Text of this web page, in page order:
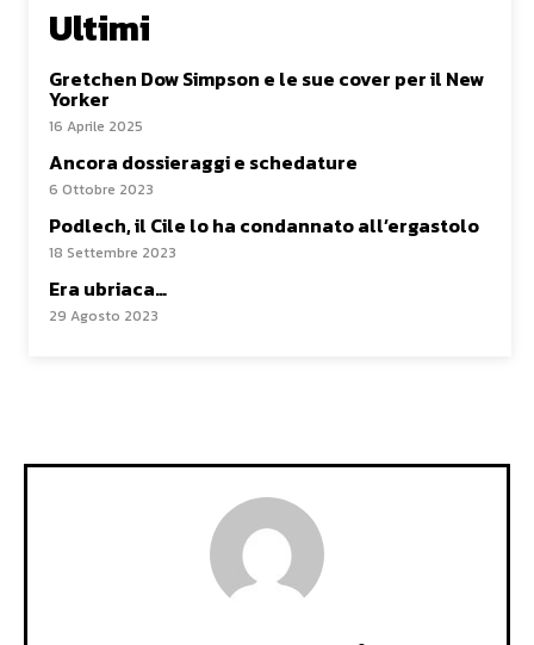
Ultimi
Gretchen Dow Simpson e le sue cover per il New
Yorker
16 Aprile 2025
Ancora dossieraggi e schedature
6 Ottobre 2023
Podlech, il Cile lo ha condannato all’ergastolo
18 Settembre 2023
Era ubriaca…
29 Agosto 2023